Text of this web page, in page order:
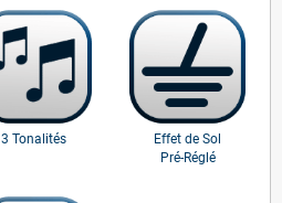
3 Tonalités
Effet de Sol
Pré-Réglé